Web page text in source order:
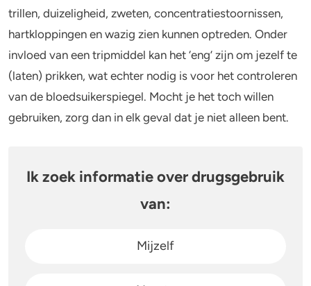
Alcohol
Lachgas
Paddo’s en truffels
2C-B
Stoppen of minderen
Feiten over verslaving
Verkeer
Trends & Cijfers
trillen, duizeligheid, zweten, concentratiestoornissen,
hartkloppingen en wazig zien kunnen optreden. Onder
invloed van een tripmiddel kan het ‘eng’ zijn om jezelf te
(laten) prikken, wat echter nodig is voor het controleren
van de bloedsuikerspiegel. Mocht je het toch willen
gebruiken, zorg dan in elk geval dat je niet alleen bent.
Ik zoek informatie over drugsgebruik
van:
Mijzelf